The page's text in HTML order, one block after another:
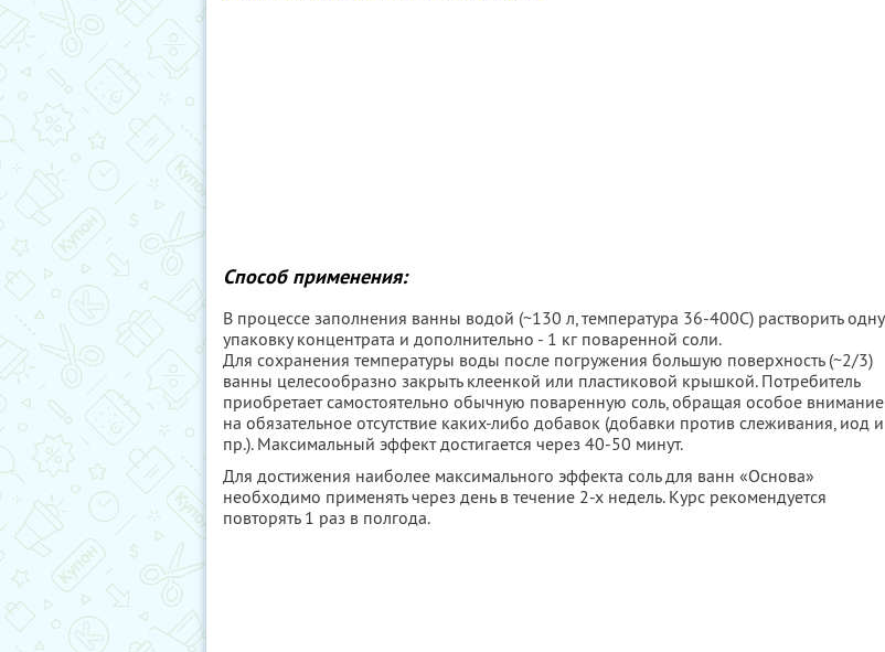
Способ применения:
В процессе заполнения ванны водой (~130 л, температура 36-400С) растворить одну
упаковку концентрата и дополнительно - 1 кг поваренной соли.
Для сохранения температуры воды после погружения большую поверхность (~2/3)
ванны целесообразно закрыть клеенкой или пластиковой крышкой. Потребитель
приобретает самостоятельно обычную поваренную соль, обращая особое внимание
на обязательное отсутствие каких-либо добавок (добавки против слеживания, иод и
пр.). Максимальный эффект достигается через 40-50 минут.
Для достижения наиболее максимального эффекта соль для ванн «Основа»
необходимо применять через день в течение 2-х недель. Курс рекомендуется
повторять 1 раз в полгода.